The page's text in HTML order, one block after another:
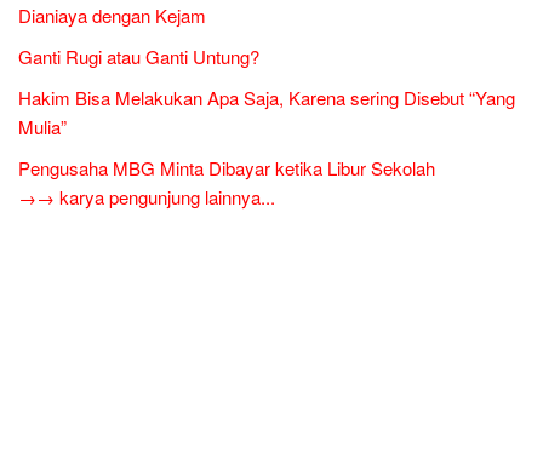
Dianiaya dengan Kejam
Ganti Rugi atau Ganti Untung?
Hakim Bisa Melakukan Apa Saja, Karena sering Disebut “Yang
Mulia”
Pengusaha MBG Minta Dibayar ketika Libur Sekolah
→→ karya pengunjung lainnya...